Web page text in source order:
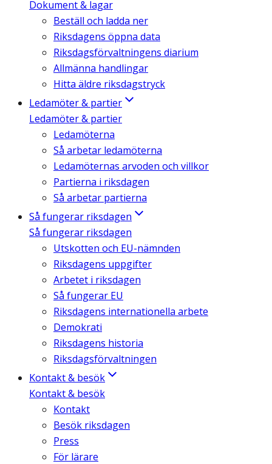
Dokument & lagar
Beställ och ladda ner
Riksdagens öppna data
Riksdagsförvaltningens diarium
Allmänna handlingar
Hitta äldre riksdagstryck
Ledamöter & partier
Ledamöter & partier
Ledamöterna
Så arbetar ledamöterna
Ledamöternas arvoden och villkor
Partierna i riksdagen
Så arbetar partierna
Så fungerar riksdagen
Så fungerar riksdagen
Utskotten och EU-nämnden
Riksdagens uppgifter
Arbetet i riksdagen
Så fungerar EU
Riksdagens internationella arbete
Demokrati
Riksdagens historia
Riksdagsförvaltningen
Kontakt & besök
Kontakt & besök
Kontakt
Besök riksdagen
Press
För lärare